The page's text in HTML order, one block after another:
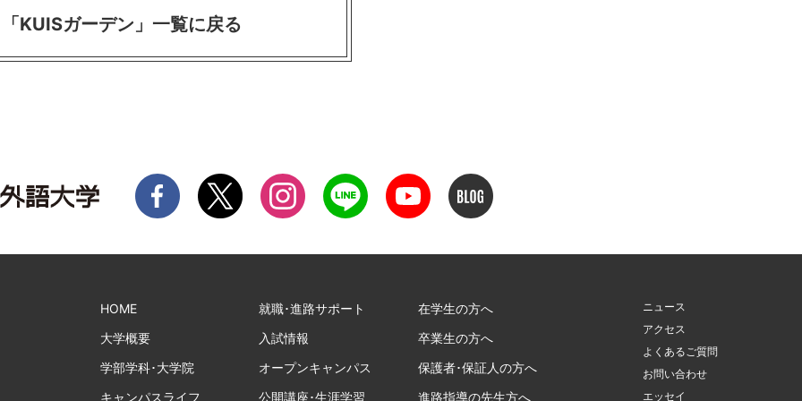
KUISガーデン」一覧に戻る
HOME
大学概要
学部学科･大学院
キャンパスライフ
就職･進路サポート
入試情報
オープンキャンパス
公開講座･生涯学習
在学生の方へ
卒業生の方へ
保護者･保証人の方へ
進路指導の先生方へ
ニュース
アクセス
よくあるご質問
お問い合わせ
エッセイ